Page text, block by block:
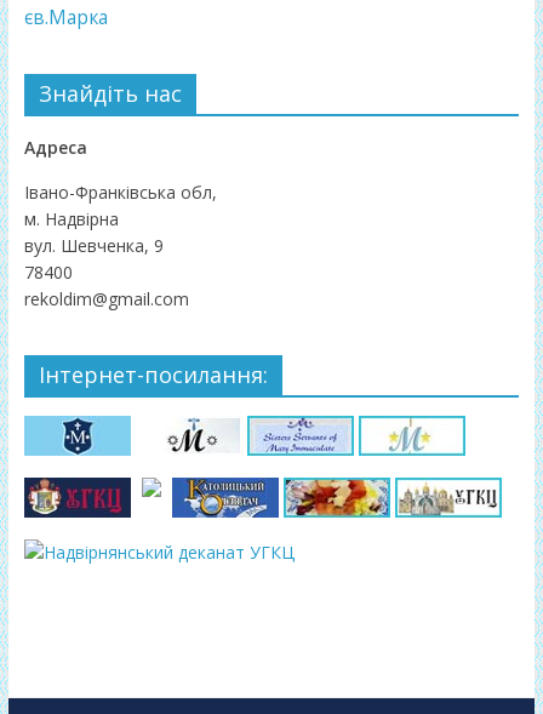
єв.Марка
Знайдіть нас
Адреса
Івано-Франківська обл,
м. Надвірна
вул. Шевченка, 9
78400
rekoldim@gmail.com
Інтернет-посилання: